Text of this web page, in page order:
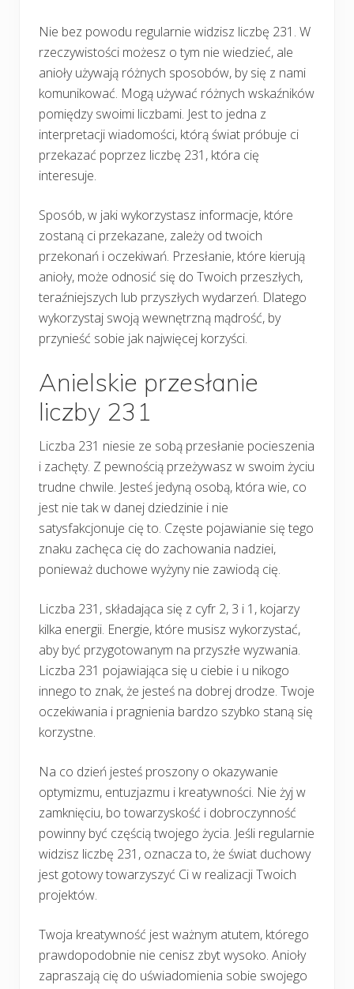
Nie bez powodu regularnie widzisz liczbę 231. W
rzeczywistości możesz o tym nie wiedzieć, ale
anioły używają różnych sposobów, by się z nami
komunikować. Mogą używać różnych wskaźników
pomiędzy swoimi liczbami. Jest to jedna z
interpretacji wiadomości, którą świat próbuje ci
przekazać poprzez liczbę 231, która cię
interesuje.
Sposób, w jaki wykorzystasz informacje, które
zostaną ci przekazane, zależy od twoich
przekonań i oczekiwań. Przesłanie, które kierują
anioły, może odnosić się do Twoich przeszłych,
teraźniejszych lub przyszłych wydarzeń. Dlatego
wykorzystaj swoją wewnętrzną mądrość, by
przynieść sobie jak najwięcej korzyści.
Anielskie przesłanie
liczby 231
Liczba 231 niesie ze sobą przesłanie pocieszenia
i zachęty. Z pewnością przeżywasz w swoim życiu
trudne chwile. Jesteś jedyną osobą, która wie, co
jest nie tak w danej dziedzinie i nie
satysfakcjonuje cię to. Częste pojawianie się tego
znaku zachęca cię do zachowania nadziei,
ponieważ duchowe wyżyny nie zawiodą cię.
Liczba 231, składająca się z cyfr 2, 3 i 1, kojarzy
kilka energii. Energie, które musisz wykorzystać,
aby być przygotowanym na przyszłe wyzwania.
Liczba 231 pojawiająca się u ciebie i u nikogo
innego to znak, że jesteś na dobrej drodze. Twoje
oczekiwania i pragnienia bardzo szybko staną się
korzystne.
Na co dzień jesteś proszony o okazywanie
optymizmu, entuzjazmu i kreatywności. Nie żyj w
zamknięciu, bo towarzyskość i dobroczynność
powinny być częścią twojego życia. Jeśli regularnie
widzisz liczbę 231, oznacza to, że świat duchowy
jest gotowy towarzyszyć Ci w realizacji Twoich
projektów.
Twoja kreatywność jest ważnym atutem, którego
prawdopodobnie nie cenisz zbyt wysoko. Anioły
zapraszają cię do uświadomienia sobie swojego